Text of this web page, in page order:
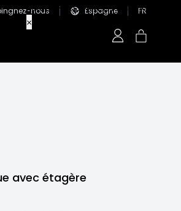
nous Espagne FR
avec étagère